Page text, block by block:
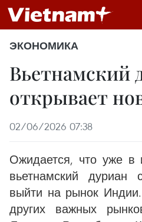
ЭКОНОМИКА
Вьетнамский
открывает
02/06/2026 07:38
Ожидается, что уже в
вьетнамский дуриан
выйти на рынок
других важных